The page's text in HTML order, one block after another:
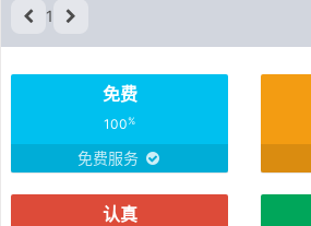
1
免费
100%
免费服务
认真